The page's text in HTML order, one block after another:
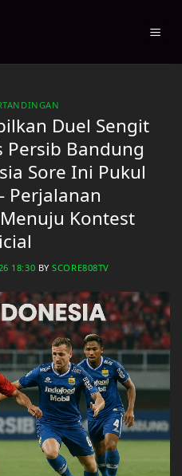
Duel Sengit
Persib Bandung
Sore Ini Pukul
Perjalanan
Kontest
18:30 BYSCORE808TV